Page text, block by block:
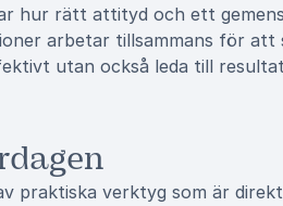
hur rätt attityd och ett
arbetar tillsammans för att
utan också leda till
praktiska verktyg som är